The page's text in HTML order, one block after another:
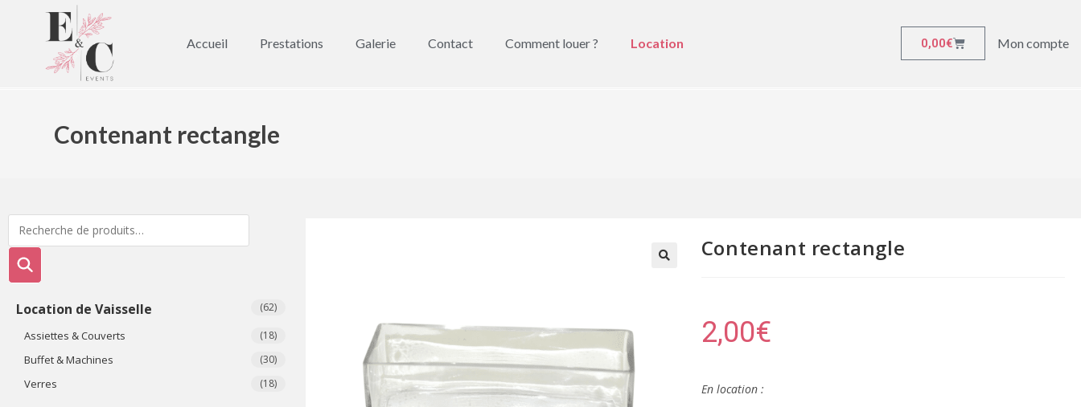
Accueil Prestations Galerie Contact Comment louer ? Location 0,00€ Mon compte
Contenant rectangle
Location de Vaisselle (62)
Assiettes & Couverts (18)
Buffet & Machines (30)
Verres (18)
Contenant rectangle
2,00€
En location :